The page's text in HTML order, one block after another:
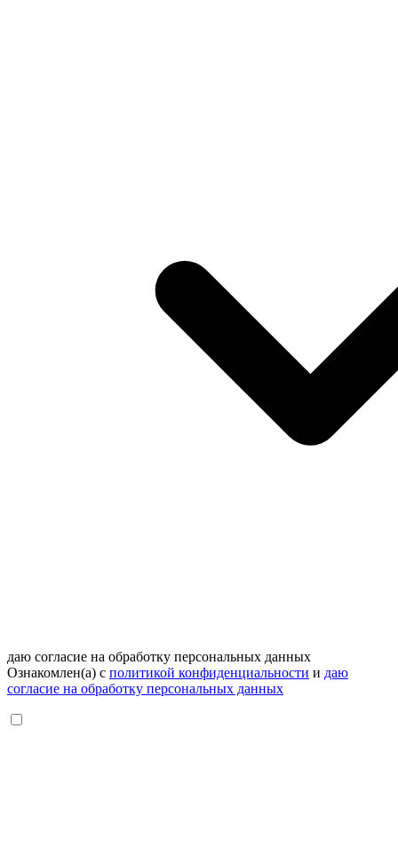
даю согласие на обработку персональных данных
Ознакомлен(а) с политикой конфиденциальности и даю
согласие на обработку персональных данных